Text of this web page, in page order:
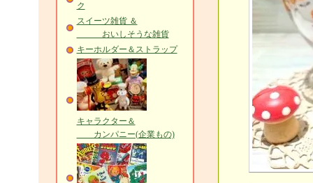
ク
スイーツ雑貨 ＆
おいしそうな雑貨
キーホルダー＆ストラップ
キャラクター＆
カンパニー(企業もの)